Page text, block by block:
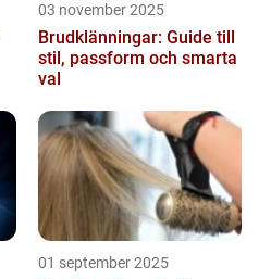
03 november 2025
Brudklänningar: Guide till
stil, passform och smarta
val
01 september 2025